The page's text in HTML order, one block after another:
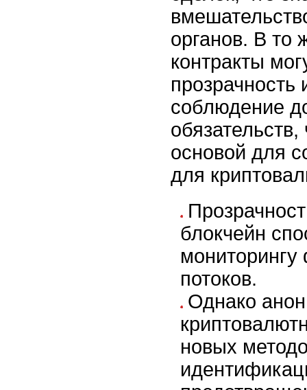
органов. В то
контракты
прозрачность
соблюдение
основой для
для
блокчейн
потоков.
Однако
новых